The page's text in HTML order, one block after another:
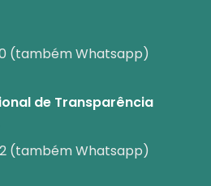
(também Whatsapp)
de Transparência
(também Whatsapp)